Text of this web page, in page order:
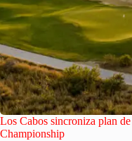
Los Cabos sincroniza plan
Championship